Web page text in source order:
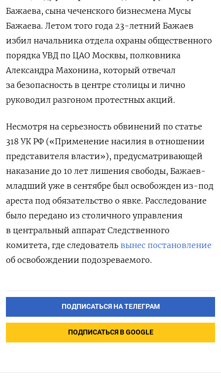
Бажаева, сына чеченского бизнесмена Мусы
Бажаева. Летом того года 23-летний Бажаев
избил начальника отдела охраны общественного
порядка УВД по ЦАО Москвы, полковника
Александра Махонина, который отвечал
за безопасность в центре столицы и лично
руководил разгоном протестных акций.
Несмотря на серьезность обвинений по статье
318 УК РФ («Применение насилия в отношении
представителя власти»), предусматривающей
наказание до 10 лет лишения свободы, Бажаев-
младший уже в сентябре был освобожден из-под
ареста под обязательство о явке. Расследование
было передано из столичного управления
в центральный аппарат Следственного
комитета, где следователь вынес постановление
об освобождении подозреваемого.
ПОДПИСАТЬСЯ НА ТЕЛЕГРАМ
ПОДПИСАТЬСЯ В GOOGLE